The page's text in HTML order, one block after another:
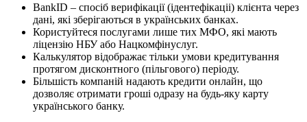
BankID – спосіб верифікації (ідентефікаціі) клієнта через
дані, які зберігаються в українських банках.
Користуйтеся послугами лише тих МФО, які мають
ліцензію НБУ або Нацкомфінуслуг.
Калькулятор відображає тільки умови кредитування
протягом дисконтного (пільгового) періоду.
Більшість компаній надають кредити онлайн, що
дозволяє отримати гроші одразу на будь-яку карту
українського банку.